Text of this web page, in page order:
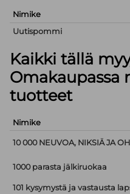
Nimike
Uutispommi
Kaikki tällä
Omakaupassa
tuotteet
Nimike
10 000 NEUVOA, NIKSIÄ JA
1000 parasta jälkiruokaa
101 kysymystä ja vastausta